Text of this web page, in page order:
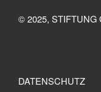
© 2025, STIFTUNG
DATENSCHUTZ